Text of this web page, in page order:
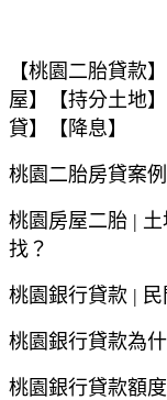
【桃園 二胎貸款
屋】【持分土地
貸】【降息】
桃園 二胎房貸案例
桃園 房屋二胎 |
找？
桃園銀行貸款 |
桃園銀行貸款為
桃園銀行貸款額